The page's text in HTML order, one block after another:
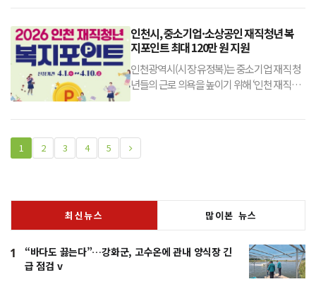
가 추진하는 ‘천원 정책’ 시리즈의 하나로, 주택
인천시, 중소기업·소상공인 재직청년 복
지포인트 최대 120만 원 지원
인천광역시(시장 유정복)는 중소기업 재직 청
년들의 근로 의욕을 높이기 위해 ‘인천 재직청
화하고 조기 퇴사를 방지하기 위한 인천형 청
년
1 2 3 4 5
최신뉴스 많이본 뉴스
1
“바다도 끓는다”…강화군, 고수온에 관내 양식장 긴
급 점검 v